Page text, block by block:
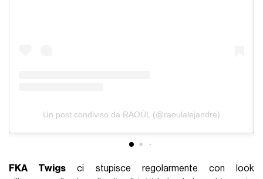
Un post condiviso da RAOÚL (@raoulalejandre)
FKA Twigs ci stupisce regolarmente con look